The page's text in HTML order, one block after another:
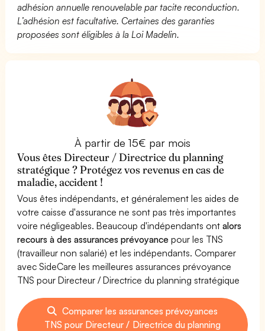
adhésion annuelle renouvelable par tacite reconduction.
L’adhésion est facultative. Certaines des garanties
proposées sont éligibles à la Loi Madelin.
À partir de 15€ par mois
Vous êtes Directeur / Directrice du planning
stratégique ? Protégez vos revenus en cas de
maladie, accident !
Vous êtes indépendants, et généralement les aides de
votre caisse d'assurance ne sont pas très importantes
voire négligeables. Beaucoup d'indépendants ontalors
recours à des assurances prévoyance pour les TNS
(travailleur non salarié) et les indépendants. Comparer
avec SideCare les meilleures assurances prévoyance
TNS pour Directeur / Directrice du planning stratégique
Comparer les assurances prévoyances
TNS pour Directeur / Directrice du planning